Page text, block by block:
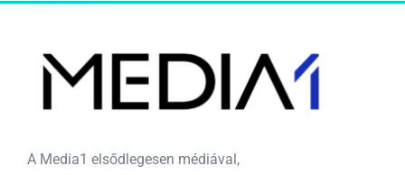
A Media1 elsődlegesen médiával,